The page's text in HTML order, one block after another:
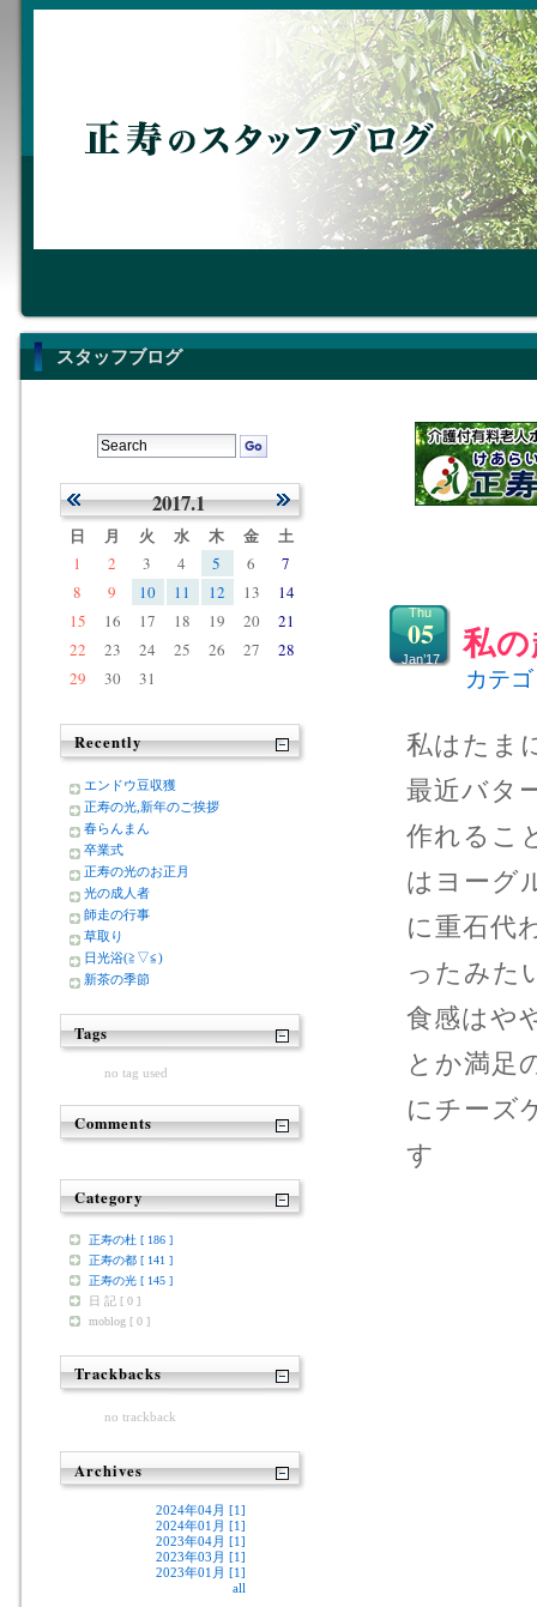
スタッフブログ
私
Thu
05
Jan’17
カテ
私はたま
最近バタ
作れるこ
はヨーグ
に重石代
ったみた
食感はや
とか満足
にチーズ
す 正
2017.1
日 月 火 水 木 金 土
1 2 3 4 5 6
7
8
9 10 11 12 13
14
15
16 17 18 19 20
21
22
23 24 25 26 27
28
29
30 31
Recently
エンドウ豆収獲
正寿の光,新年のご挨拶
春らんまん
卒業式
正寿の光のお正月
光の成人者
師走の行事
草取り
日光浴(≧▽≦)
新茶の季節
Tags
no tag used
Comments
Category
正寿の杜 [ 186 ]
正寿の都 [ 141 ]
正寿の光 [ 145 ]
日 記 [ 0 ]
moblog [ 0 ]
Trackbacks
no trackback
Archives
2024年04月 [1]
2024年01月 [1]
2023年04月 [1]
2023年03月 [1]
2023年01月 [1]
all